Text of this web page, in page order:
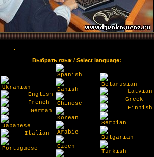
Выбрать язык / Select language:
Ukranian
English
French
German
Japanese
Italian
Portuguese
Spanish
Danish
Chinese
Korean
Arabic
Czech
Belarusian
Latvian
Greek
Finnish
Serbian
Bulgarian
Turkish